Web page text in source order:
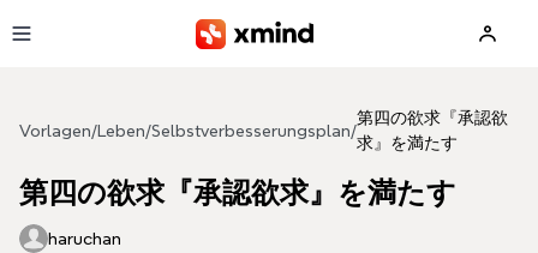
Vorlagen/Leben/Selbstverbesserungsplan/
第四の欲求『承認欲
求』を満たす
第四の欲求『承認欲求』を満たす
haruchan